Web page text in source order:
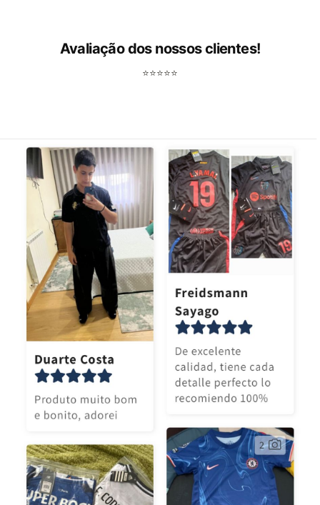
Avaliação dos nossos clientes!
⭐⭐⭐⭐⭐